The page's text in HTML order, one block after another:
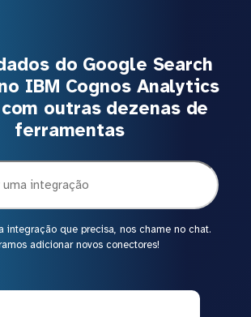
do Google Search
IBM Cognos Analytics
outras dezenas de
ferramentas
integração que precisa, nos chame no chat.
adicionar novos conectores!